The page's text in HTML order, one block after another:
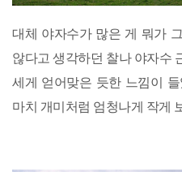
대체 야자수가 많은 게 뭐가
않다고 생각하던 찰나 야자수
세게 얻어맞은 듯한 느낌이
마치 개미처럼 엄청나게 작게